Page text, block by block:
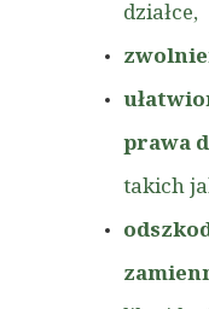
działce,
prawa
takich